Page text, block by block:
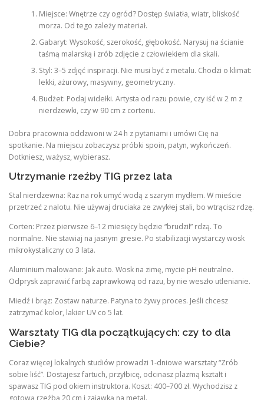
Miejsce: Wnętrze czy ogród? Dostęp światła, wiatr, bliskość
morza. Od tego zależy materiał.
Gabaryt: Wysokość, szerokość, głębokość. Narysuj na ścianie
taśmą malarską i zrób zdjęcie z człowiekiem dla skali.
Styl: 3–5 zdjęć inspiracji. Nie musi być z metalu. Chodzi o klimat:
lekki, ażurowy, masywny, geometryczny.
Budżet: Podaj widełki. Artysta od razu powie, czy iść w 2 m z
nierdzewki, czy w 90 cm z cortenu.
Dobra pracownia oddzwoni w 24 h z pytaniami i umówi Cię na
spotkanie. Na miejscu zobaczysz próbki spoin, patyn, wykończeń.
Dotkniesz, ważysz, wybierasz.
Utrzymanie rzeźby TIG przez lata
Stal nierdzewna: Raz na rok umyć wodą z szarym mydłem. W mieście
przetrzeć z nalotu. Nie używaj druciaka ze zwykłej stali, bo wtrącisz rdzę.
Corten: Przez pierwsze 6–12 miesięcy będzie “brudził” rdzą. To
normalne. Nie stawiaj na jasnym gresie. Po stabilizacji wystarczy wosk
mikrokystaliczny co 3 lata.
Aluminium malowane: Jak auto. Wosk na zimę, mycie pH neutralne.
Odprysk zaprawić farbą zaprawkową od razu, by nie weszło utlenianie.
Miedź i brąz: Zostaw naturze. Patyna to żywy proces. Jeśli chcesz
zatrzymać kolor, lakier UV co 5 lat.
Warsztaty TIG dla początkujących: czy to dla
Ciebie?
Coraz więcej lokalnych studiów prowadzi 1-dniowe warsztaty “Zrób
sobie liść”. Dostajesz fartuch, przyłbicę, odcinasz plazmą kształt i
spawasz TIG pod okiem instruktora. Koszt: 400–700 zł. Wychodzisz z
gotową rzeźbą 20 cm i zajawką na metal.